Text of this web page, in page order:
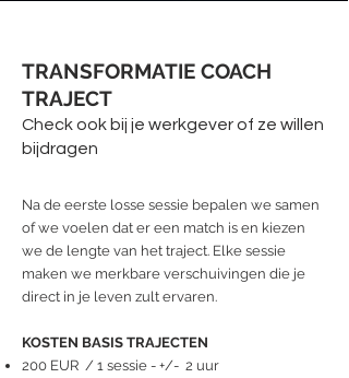
TRANSFORMATIE COACH
TRAJECT
Check ook bij je werkgever of ze willen
bijdragen
Na de eerste losse sessie bepalen we samen
of we voelen dat er een match is en kiezen
we de lengte van het traject. Elke sessie
maken we merkbare verschuivingen die je
direct in je leven zult ervaren. ​​​
KOSTEN BASIS TRAJECTEN
200 EUR / 1 sessie - +/- 2 uur